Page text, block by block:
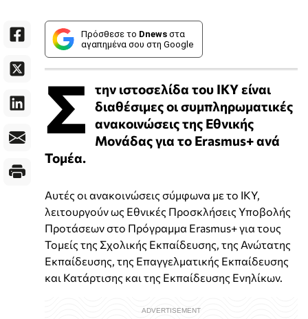
Πρόσθεσε το Dnews στα
αγαπημένα σου στη Google
Σ την ιστοσελίδα του ΙΚΥ είναι
διαθέσιμες οι συμπληρωματικές
ανακοινώσεις της Εθνικής
Μονάδας για το Erasmus+ ανά
Τομέα.
Αυτές οι ανακοινώσεις σύμφωνα με το ΙΚΥ,
λειτουργούν ως Εθνικές Προσκλήσεις Υποβολής
Προτάσεων στο Πρόγραμμα Erasmus+ για τους
Τομείς της Σχολικής Εκπαίδευσης, της Ανώτατης
Εκπαίδευσης, της Επαγγελματικής Εκπαίδευσης
και Κατάρτισης και της Εκπαίδευσης Ενηλίκων.